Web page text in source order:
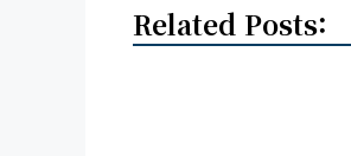
Related Posts: